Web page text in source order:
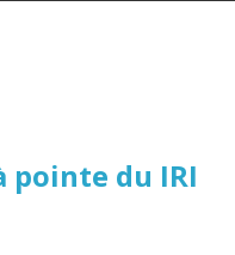
pointe du IRI